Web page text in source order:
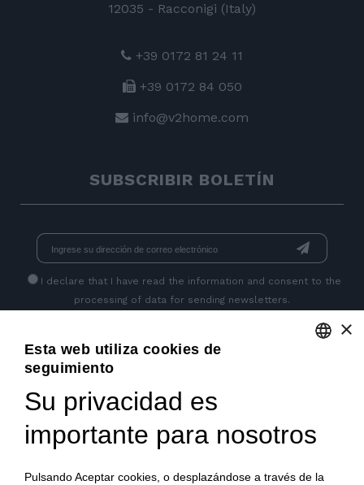
12035 - Racconigi (Italy)
+39 0172 81 24 11
+39 0172 84 050
info@v2home.com
SUBSCRIBIR BOLETÍN
I declare that I have read the information and consent to the
processing of data for sending newsletters.
PÁGINAS SOCIALES
FRENCH
×
Esta web utiliza cookies de
seguimiento
Su privacidad es
importante para nosotros
Pulsando Aceptar cookies, o desplazándose a través de la